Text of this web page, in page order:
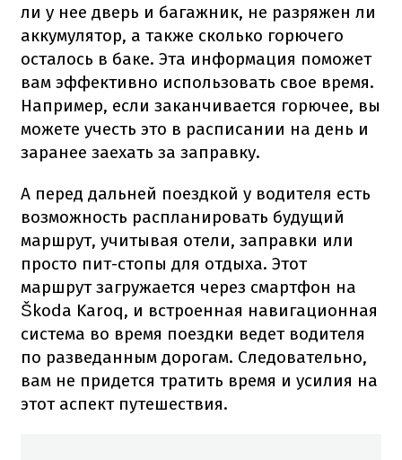
ли у нее дверь и багажник, не разряжен ли
аккумулятор, а также сколько горючего
осталось в баке. Эта информация поможет
вам эффективно использовать свое время.
Например, если заканчивается горючее, вы
можете учесть это в расписании на день и
заранее заехать за заправку.
А перед дальней поездкой у водителя есть
возможность распланировать будущий
маршрут, учитывая отели, заправки или
просто пит-стопы для отдыха. Этот
маршрут загружается через смартфон на
Škoda Karoq, и встроенная навигационная
система во время поездки ведет водителя
по разведанным дорогам. Следовательно,
вам не придется тратить время и усилия на
этот аспект путешествия.